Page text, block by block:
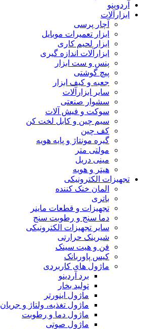
آردوینو
ابزارآلات
آچار پرسی
ابزار تعمیرات موبایل
ابزار لحیم کاری
ابزارآلات اندازه گیری
پنس و ست ابزار
پیچ گوشتی
جعبه و کیف ابزار
سایر ابزارآلات
سشوار صنعتی
سوکت و فیش آلات
سیم چین و کابل لخت کن
کف چین
گیره مونتاژ و پایه هویه
مولتی متر
مینی دریل
هیتر و هویه
تجهیزات الکترونیکی
المان خنک کننده
باتری
تجهیزات و قطعات ماینر
دما سنج و رطوبت سنج
سایر تجهیزات الکترونیکی
شیرینک حرارتی
فن و هیت سینک
کیس پاوربانک
ماژول های کاربردی
برد آردینو
تولید بخار
ماژول اینورتر
ماژول تغذیه، ولتاژ و جریان
ماژول دما و رطوبت
ماژول صوتی